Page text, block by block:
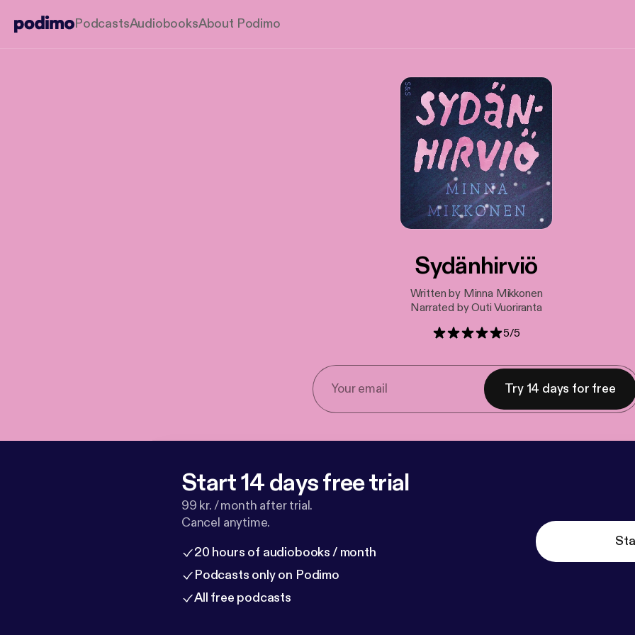
PodcastsAudiobooksAbout Podimo
Sydänhirviö
Written by Minna Mikkonen
Narrated by Outi Vuoriranta
5/5
Try 14 days for free
Start 14 days free trial
99 kr. / month after trial.
Cancel anytime.
20 hours of audiobooks / month
Podcasts only on Podimo
All free podcasts